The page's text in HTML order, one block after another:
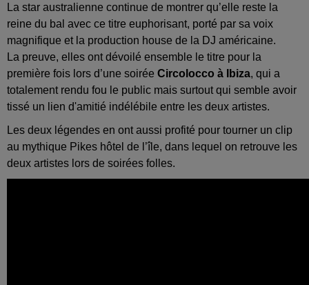
La star australienne continue de montrer qu’elle reste la
reine du bal avec ce titre euphorisant, porté par sa voix
magnifique et la production house de la DJ américaine.
La preuve, elles ont dévoilé ensemble le titre pour la
première fois lors d’une soirée Circolocco à Ibiza, qui a
totalement rendu fou le public mais surtout qui semble avoir
tissé un lien d'amitié indélébile entre les deux artistes.
Les deux légendes en ont aussi profité pour tourner un clip
au mythique Pikes hôtel de l’île, dans lequel on retrouve les
deux artistes lors de soirées folles.